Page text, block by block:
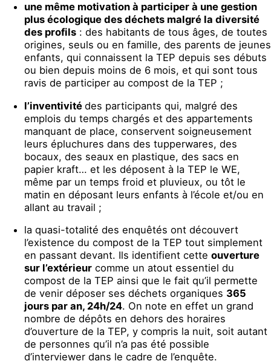
une même motivation à participer à une gestion
plus écologique des déchets malgré la diversité
des profils : des habitants de tous âges, de toutes
origines, seuls ou en famille, des parents de jeunes
enfants, qui connaissent la TEP depuis ses débuts
ou bien depuis moins de 6 mois, et qui sont tous
ravis de participer au compost de la TEP ;
l’inventivité des participants qui, malgré des
emplois du temps chargés et des appartements
manquant de place, conservent soigneusement
leurs épluchures dans des tupperwares, des
bocaux, des seaux en plastique, des sacs en
papier kraft… et les déposent à la TEP le WE,
même par un temps froid et pluvieux, ou tôt le
matin en déposant leurs enfants à l’école et/ou en
allant au travail ;
la quasi-totalité des enquêtés ont découvert
l’existence du compost de la TEP tout simplement
en passant devant. Ils identifient cette ouverture
sur l’extérieur comme un atout essentiel du
compost de la TEP ainsi que le fait qu’il permette
de venir déposer ses déchets organiques 365
jours par an, 24h/24. On note en effet un grand
nombre de dépôts en dehors des horaires
d’ouverture de la TEP, y compris la nuit, soit autant
de personnes qu’il n’a pas été possible
d’interviewer dans le cadre de l’enquête.